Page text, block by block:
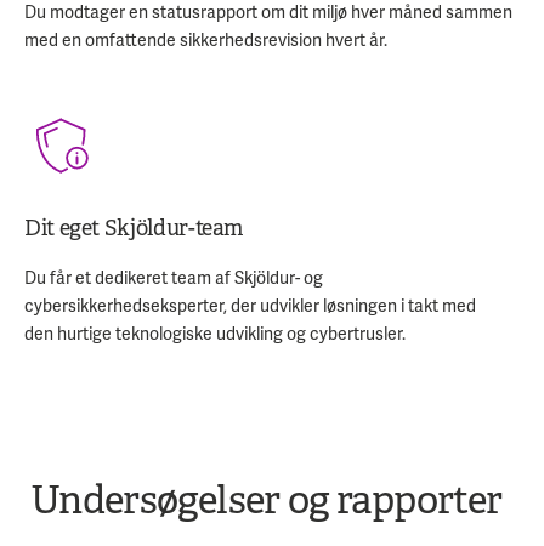
Du modtager en statusrapport om dit miljø hver måned sammen
med en omfattende sikkerhedsrevision hvert år.
Dit eget Skjöldur-team
Du får et dedikeret team af Skjöldur- og
cybersikkerhedseksperter, der udvikler løsningen i takt med
den hurtige teknologiske udvikling og cybertrusler.
Undersøgelser og rapporter